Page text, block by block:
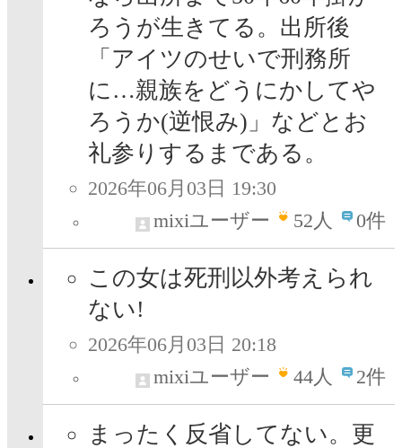
ろうが生きてる。出所後
「アイツのせいで刑務所
に…親族をどうにかしてや
ろうか(逆恨み)」などとお
礼参りするまである。
2026年06月03日 19:30
mixiユーザー
52人 0件
この女は死刑以外考えられ
ない!
2026年06月03日 20:18
mixiユーザー
44人 2件
まったく反省してない。更